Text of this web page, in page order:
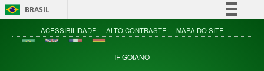
BRASIL
Simplifique!
ACESSIBILIDADE ALTO CONTRASTE MAPA DO SITE
IF GOIANO